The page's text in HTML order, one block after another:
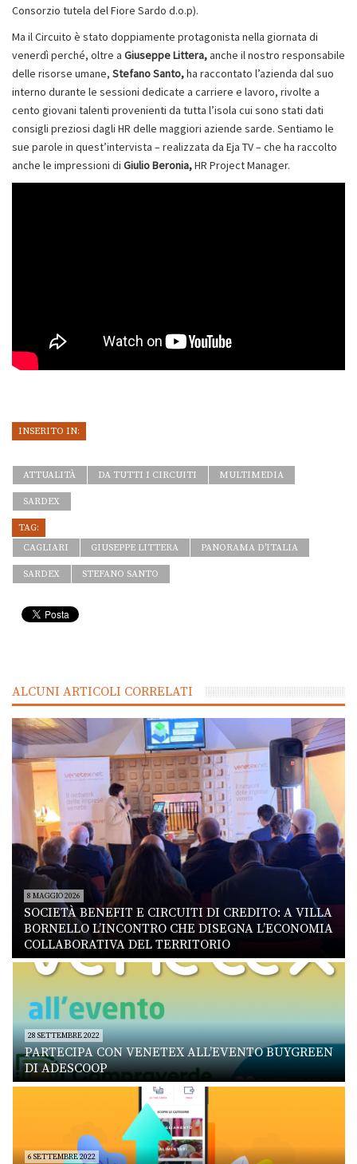
Consorzio tutela del Fiore Sardo d.o.p).
Ma il Circuito è stato doppiamente protagonista nella giornata di
venerdì perché, oltre a Giuseppe Littera,anche il nostro responsabile
delle risorse umane, Stefano Santo,ha raccontato l’azienda dal suo
interno durante le sessioni dedicate a carriere e lavoro, rivolte a
cento giovani talenti provenienti da tutta l’isola cui sono stati dati
consigli preziosi dagli HR delle maggiori aziende sarde. Sentiamo le
sue parole in quest’intervista – realizzata da Eja TV – che ha raccolto
anche le impressioni di Giulio Beronia,HR Project Manager.
INSERITO IN:
ATTUALITÀ DA TUTTI I CIRCUITI MULTIMEDIA
SARDEX
TAG:
CAGLIARI
GIUSEPPE LITTERA PANORAMA D'ITALIA
SARDEX STEFANO SANTO
ALCUNI ARTICOLI CORRELATI
8 MAGGIO 2026
SOCIETÀ BENEFIT E CIRCUITI DI CREDITO: A VILLA
BORNELLO L’INCONTRO CHE DISEGNA L’ECONOMIA
COLLABORATIVA DEL TERRITORIO
28 SETTEMBRE 2022
PARTECIPA CON VENETEX ALL’EVENTO BUYGREEN
DI ADESCOOP
6 SETTEMBRE 2022